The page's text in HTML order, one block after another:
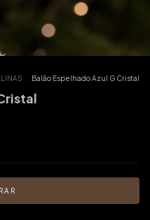
Balão Espelhado Azul G Cristal